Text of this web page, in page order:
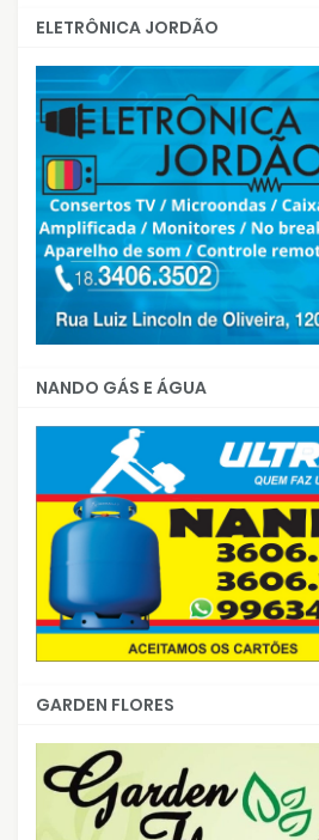
ELETRÔNICA JORDÃO
NANDO GÁS E ÁGUA
GARDEN FLORES